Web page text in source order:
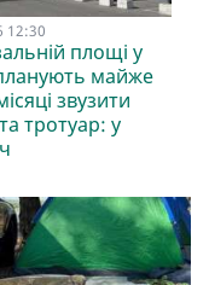
12:30
площі у
майже
звузити
тротуар: у